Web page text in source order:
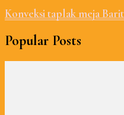
Konveksi taplak meja
Popular Posts